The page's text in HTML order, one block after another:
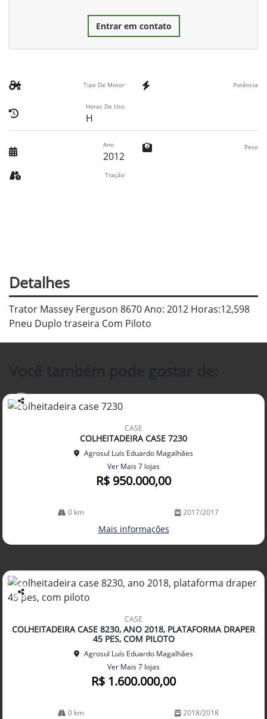
Entrar em contato
Tipo De Motor Potência
Horas De Uso
H
Ano
2012
Peso
Tração
Detalhes
Trator Massey Ferguson 8670 Ano: 2012 Horas:12,598
Pneu Duplo traseira Com Piloto
Co
CASE
COLHEITADEIRA CASE 7230
Agrosul Luís Eduardo Magalhães
Ver Mais 7 lojas
R$ 950.000,00
0 km 2017/2017
Mais informações
Co
arti
lhe
CASE
COLHEITADEIRA CASE 8230, ANO 2018, PLATAFORMA DRAPER
45 PES, COM PILOTO
Agrosul Luís Eduardo Magalhães
Ver Mais 7 lojas
R$ 1.600.000,00
0 km 2018/2018